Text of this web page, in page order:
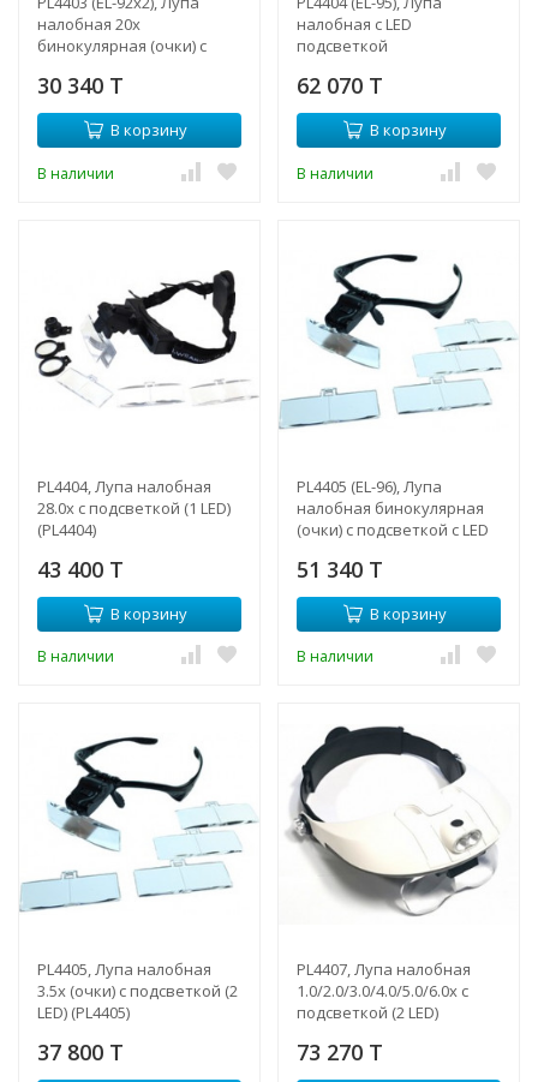
налобная 20x
бинокулярная (очки) с
30 340 T
В корзину
В наличии
налобная с LED
подсветкой
62 070 T
В корзину
В наличии
PL4404, Лупа налобная
28.0x с подсветкой (1 LED)
(PL4404)
43 400 T
В корзину
В наличии
PL4405 (EL-96), Лупа
налобная бинокулярная
(очки) с подсветкой c LED
51 340 T
В корзину
В наличии
PL4405, Лупа налобная
3.5x (очки) с подсветкой (2
LED) (PL4405)
37 800 T
PL4407, Лупа налобная
1.0/2.0/3.0/4.0/5.0/6.0x с
подсветкой (2 LED)
73 270 T